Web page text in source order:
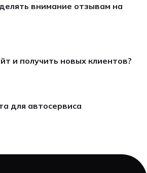
внимание отзывам на
и получить новых клиентов?
для автосервиса